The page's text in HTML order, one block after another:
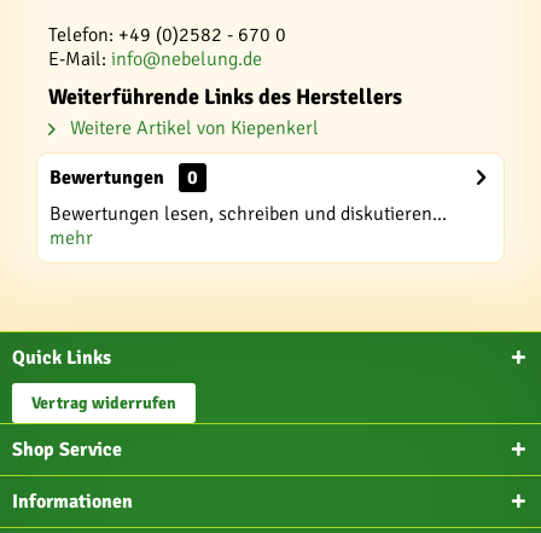
Telefon: +49 (0)2582 - 670 0
E-Mail: info@nebelung.de
Weiterführende Links des Herstellers
Weitere Artikel von Kiepenkerl
Bewertungen
0
Bewertungen lesen, schreiben und diskutieren...
mehr
Quick Links
Vertrag widerrufen
Shop Service
Informationen